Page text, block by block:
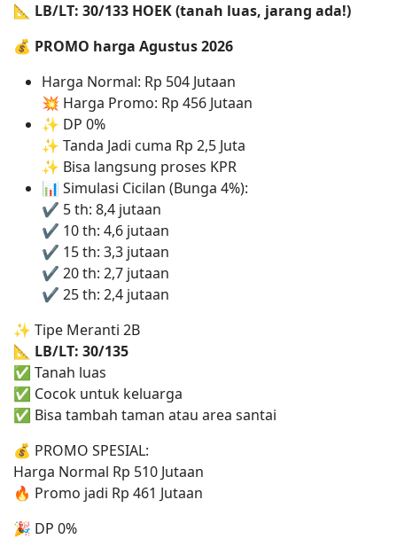
📐 LB/LT: 30/133 HOEK (tanah luas, jarang ada!)
💰 PROMO harga Agustus 2026
Harga Normal: Rp 504 Jutaan
💥 Harga Promo: Rp 456 Jutaan
✨ DP 0%
✨ Tanda Jadi cuma Rp 2,5 Juta
✨ Bisa langsung proses KPR
📊 Simulasi Cicilan (Bunga 4%):
✔ 5 th: 8,4 jutaan
✔ 10 th: 4,6 jutaan
✔ 15 th: 3,3 jutaan
✔ 20 th: 2,7 jutaan
✔ 25 th: 2,4 jutaan
✨ Tipe Meranti 2B
📐 LB/LT: 30/135
✅ Tanah luas
✅ Cocok untuk keluarga
✅ Bisa tambah taman atau area santai
💰 PROMO SPESIAL:
Harga Normal Rp 510 Jutaan
🔥 Promo jadi Rp 461 Jutaan
🎉 DP 0%